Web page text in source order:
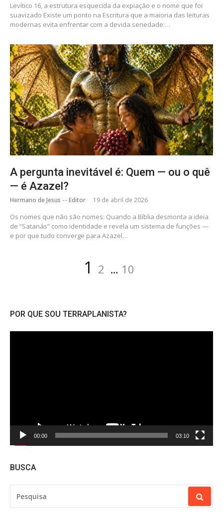
Levítico 16, a estrutura esquecida da expiação e o nome que foi
suavizado Existe um ponto na Escritura que a maioria das leituras
modernas evita enfrentar com a devida seriedade:…
A pergunta inevitável é: Quem — ou o quê
— é Azazel?
Hermano de Jesus -- Editor 19 de abril de 2026
Os nomes que não são nomes: Quando a Bíblia desmonta a ideia
de “Satanás” como identidade e revela um sistema de funções —
e por que tudo converge para Azazel…
Página
1 Página
2 … Página
10
POR QUE SOU TERRAPLANISTA?
00:00 03:10
BUSCA
POR: